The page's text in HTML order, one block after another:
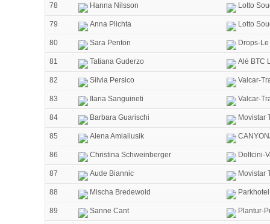
78 Hanna Nilsson Lotto
79 Anna Plichta Lotto
80 Sara Penton Drops-
81 Tatiana Guderzo Alé BTC
82 Silvia Persico Valcar-
83 Ilaria Sanguineti Valcar-
84 Barbara Guarischi Movistar
85 Alena Amialiusik
86 Christina Schweinberger Doltcini-
87 Aude Biannic Movistar
88 Mischa Bredewold
89 Sanne Cant Plantur-